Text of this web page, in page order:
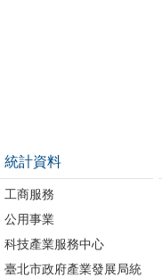
統計資料
工商服務
公用事業
科技產業服務中心
臺北市政府產業發展局統